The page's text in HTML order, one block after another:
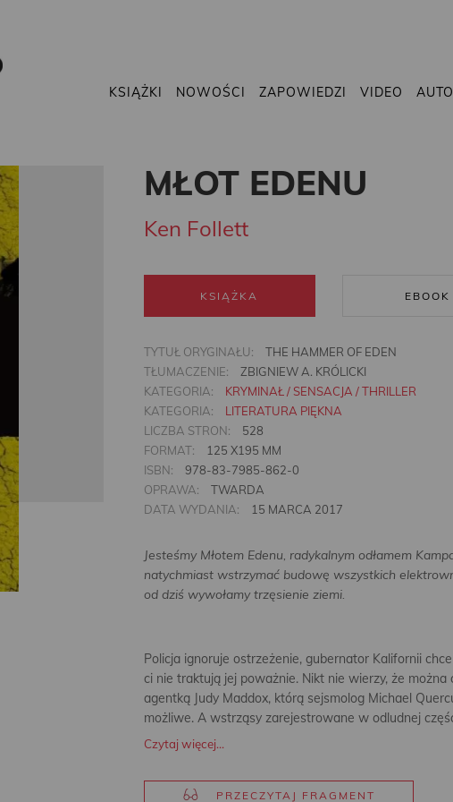
KSIĄŻKI NOWOŚCI ZAPOWIEDZI VIDEO
MŁOT EDENU
Ken Follett
KSIĄŻKA EBOOK
TYTUŁ ORYGINAŁU:
THE HAMMER OF EDEN
TŁUMACZENIE:
ZBIGNIEW A. KRÓLICKI
KATEGORIA:
KRYMINAŁ / SENSACJA / THRILLER
KATEGORIA:
LITERATURA PIĘKNA
LICZBA STRON:
528
FORMAT:
125 X195 MM
ISBN:
978-83-7985-862-0
OPRAWA:
TWARDA
DATA WYDANIA:
15 MARCA 2017
Jesteśmy Młotem Edenu, radykalnym odłamem
natychmiast wstrzymać budowę wszystkich
od dziś wywołamy trzęsienie ziemi.
Policja ignoruje ostrzeżenie, gubernator Kalifornii
ci nie traktują jej poważnie. Nikt nie wierzy, że
agentką Judy Maddox, którą sejsmolog Michael
możliwe. A wstrząsy zarejestrowane w odludnej
Czytaj więcej...
PRZECZYTAJ FRAGMENT